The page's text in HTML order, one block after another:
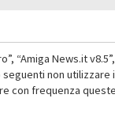
“Amiga News.it
non
frequenza